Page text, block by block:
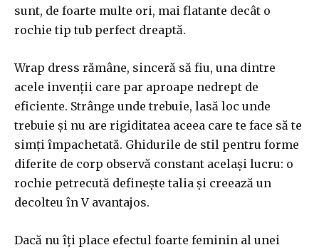
sunt, de foarte multe ori, mai flatante decât o
rochie tip tub perfect dreaptă.
Wrap dress rămâne, sinceră să fiu, una dintre
acele invenții care par aproape nedrept de
eficiente. Strânge unde trebuie, lasă loc unde
trebuie și nu are rigiditatea aceea care te face să te
simți împachetată. Ghidurile de stil pentru forme
diferite de corp observă constant același lucru: o
rochie petrecută definește talia și creează un
decolteu în V avantajos.
Dacă nu îți place efectul foarte feminin al unei